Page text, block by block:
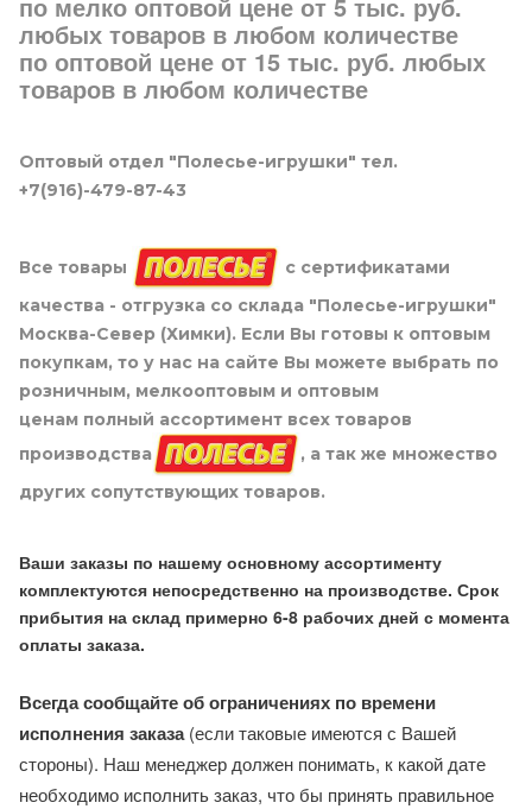
по мелко оптовой цене от 5 тыс. руб.
любых товаров в любом количестве
по оптовой цене от 15 тыс. руб. любых
товаров в любом количестве
Оптовый отдел "Полесье-игрушки" тел.
+7(916)-479-87-43
Все товары
с сертификатами
качества - отгрузка со склада "Полесье-игрушки"
Москва-Север (Химки). Если Вы готовы к оптовым
покупкам, то у нас на сайте Вы можете выбрать по
розничным, мелкооптовым и оптовым
ценам полный ассортимент всех товаров
производства
, а так же множество
других сопутствующих товаров.
Ваши заказы по нашему основному ассортименту
комплектуются непосредственно на производстве. Срок
прибытия на склад примерно 6-8 рабочих дней с момента
оплаты заказа.
Всегда сообщайте об ограничениях по времени
исполнения заказа(если таковые имеются с Вашей
стороны). Наш менеджер должен понимать, к какой дате
необходимо исполнить заказ, что бы принять правильное